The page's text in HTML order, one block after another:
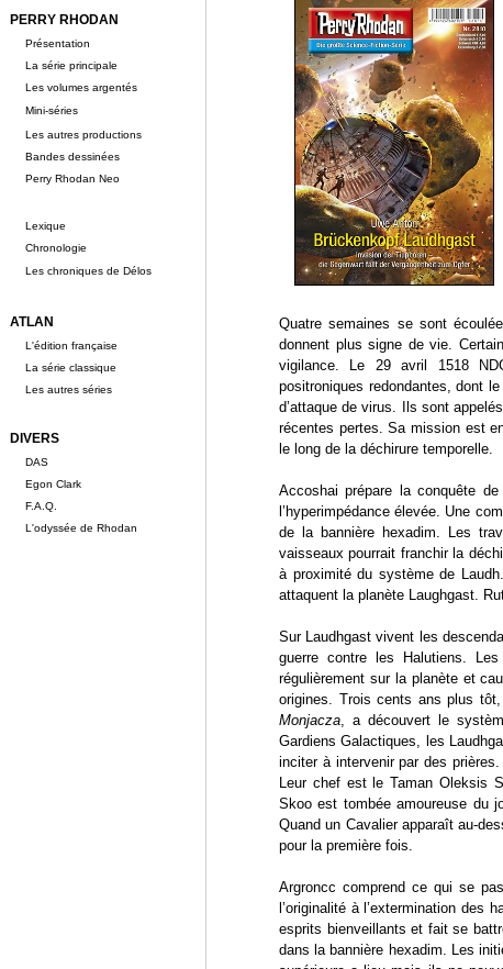
PERRY RHODAN
Présentation
La série principale
Les volumes argentés
Mini-séries
Les autres productions
Bandes dessinées
Perry Rhodan Neo
Lexique
Chronologie
Les chroniques de Délos
ATLAN
L'édition française
La série classique
Les autres séries
DIVERS
DAS
Egon Clark
F.A.Q.
L'odyssée de Rhodan
Quatre semaines se sont
donnent plus signe de vie.
vigilance. Le 29 avril 1518
positroniques redondantes, dont
d’attaque de virus. Ils sont
récentes pertes. Sa mission est
le long de la déchirure temporelle.
Accoshai prépare la conquête
l’hyperimpédance élevée. Une
de la bannière hexadim. Les
vaisseaux pourrait franchir la
à proximité du système de
attaquent la planète Laughgast.
Sur Laudhgast vivent les
guerre contre les Halutiens.
régulièrement sur la planète et
origines. Trois cents ans plus
Monjacza, a découvert le
Gardiens Galactiques, les
inciter à intervenir par des
Leur chef est le Taman Oleksis
Skoo est tombée amoureuse du
Quand un Cavalier apparaît au-
pour la première fois.
Argroncc comprend ce qui se
l’originalité à l’extermination des
esprits bienveillants et fait se
dans la bannière hexadim. Les